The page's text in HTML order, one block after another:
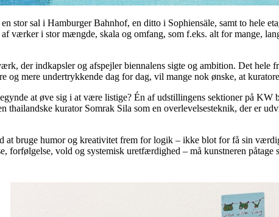
stor sal i Hamburger Bahnhof, en ditto i Sophiensäle, samt to hele
værker i stor mængde, skala og omfang, som f.eks. alt for mange,
der indkapsler og afspejler biennalens sigte og ambition. Det hele
og mere undertrykkende dag for dag, vil mange nok ønske, at
at øve sig i at være listige? Én af udstillingens sektioner på KW
thailandske kurator Somrak Sila som en overlevelsesteknik, der er
at bruge humor og kreativitet frem for logik – ikke blot for få sin
forfølgelse, vold og systemisk uretfærdighed – må kunstneren